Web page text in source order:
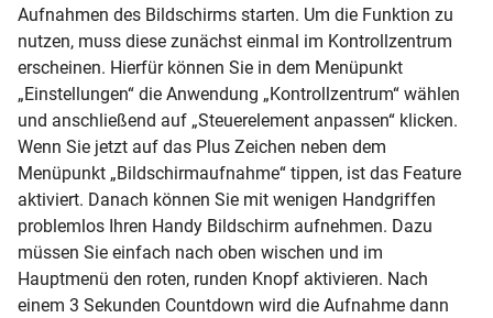
Aufnahmen des Bildschirms starten. Um die Funktion zu
nutzen, muss diese zunächst einmal im Kontrollzentrum
erscheinen. Hierfür können Sie in dem Menüpunkt
„Einstellungen“ die Anwendung „Kontrollzentrum“ wählen
und anschließend auf „Steuerelement anpassen“ klicken.
Wenn Sie jetzt auf das Plus Zeichen neben dem
Menüpunkt „Bildschirmaufnahme“ tippen, ist das Feature
aktiviert. Danach können Sie mit wenigen Handgriffen
problemlos Ihren Handy Bildschirm aufnehmen. Dazu
müssen Sie einfach nach oben wischen und im
Hauptmenü den roten, runden Knopf aktivieren. Nach
einem 3 Sekunden Countdown wird die Aufnahme dann